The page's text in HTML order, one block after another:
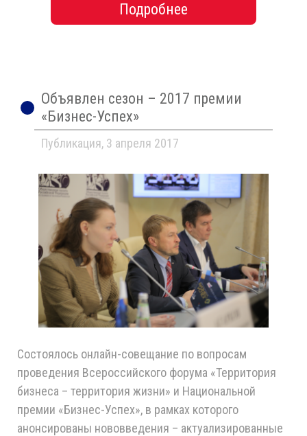
Подробнее
Объявлен сезон – 2017 премии
«Бизнес-Успех»
Публикация, 3 апреля 2017
Состоялось онлайн-совещание по вопросам
проведения Всероссийского форума «Территория
бизнеса – территория жизни» и Национальной
премии «Бизнес-Успех», в рамках которого
анонсированы нововведения – актуализированные